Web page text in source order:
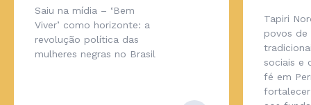
Saiu na mídia – ‘Bem
Viver’ como horizonte: a
revolução política das
mulheres negras no Brasil
Tapiri
povos de
sociais e
fé em